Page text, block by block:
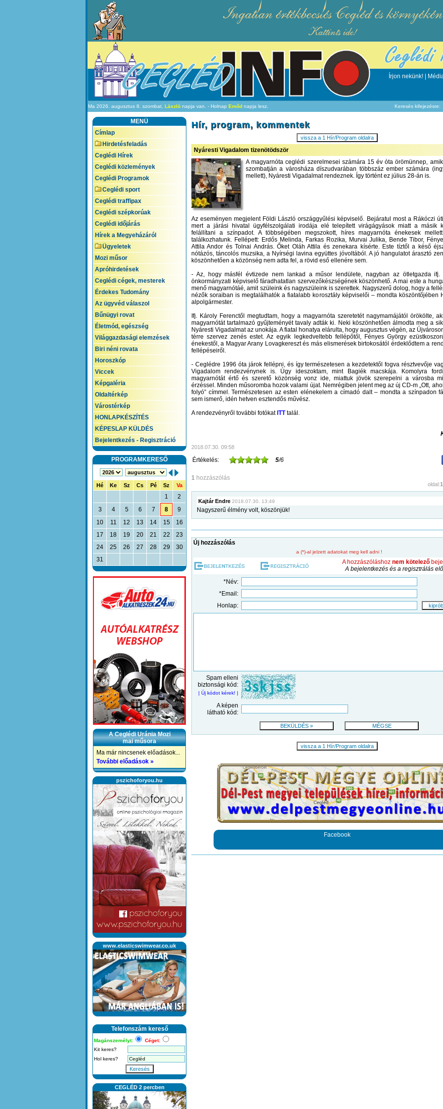
Ingatlan értékbecslés Cegléd és környékén
Kattints ide!
Írjon nekünk!
Ma 2026. augusztus 8. szombat, László napja van. - Holnap Emőd napja lesz. Keresés kifejezésre:
MENÜ
Címlap
Hirdetésfeladás
Ceglédi Hírek
Ceglédi közlemények
Ceglédi Programok
Ceglédi sport
Ceglédi traffipax
Ceglédi szépkorúak
Ceglédi időjárás
Hírek a Megyeházáról
Ügyeletek
Mozi műsor
Apróhirdetések
Ceglédi cégek, mesterek
Érdekes Tudomány
Az ügyvéd válaszol
Bűnügyi rovat
Életmód, egészség
Világgazdasági elemzések
Biri néni rovata
Horoszkóp
Viccek
Képgaléria
Oldaltérkép
Várostérkép
HONLAPKÉSZÍTÉS
KÉPESLAP KÜLDÉS
Bejelentkezés - Regisztráció
PROGRAMKERESŐ
Hé Ke Sz Cs Pé Sz Va
1
2
3
4 5 6 7 8
9
10
11 12 13 14 15
16
17
18 19 20 21 22
23
24
25 26 27 28 29
30
31
A Ceglédi Uránia Mozi
mai műsora
Ma már nincsenek előadások...
További előadások »
pszichoforyou.hu
www.elasticswimwear.co.uk
Telefonszám kereső
Magánszemélyt:
Céget:
Kit keres?
Hol keres?
Keresés
CEGLÉD 2 percben
Hír, program, kommentek
vissza a 1 Hír/Program oldalra
Nyáresti Vigadalom tizenötödször
A magyarnóta ceglédi szerelmesei számára 15 év óta örömünnep,
szombatján a városháza díszudvarában többszáz ember számára
mellett), Nyáresti Vigadalmat rendeznek. Így történt ez július 28-án is.
Az eseményen megjelent Földi László országgyűlési képviselő. Bejáratul most a Rákóczi
mert a járási hivatal ügyfélszolgálati irodája elé telepített virágágyások miatt a másik
felállítani a színpadot. A többségében megszokott, híres magyarnóta énekesek
találkozhatunk. Fellépett: Erdős Melinda, Farkas Rozika, Murvai Julika, Bende Tibor,
Attila Andor és Tolnai András. Őket Oláh Attila és zenekara kísérte. Este tíztől a késő
nótázós, táncolós muzsika, a Nyírségi lavina együttes jóvoltából. A jó hangulatot árasztó
köszönhetően a közönség nem adta fel, a rövid eső ellenére sem.
- Az, hogy másfél évtizede nem lankad a műsor lendülete, nagyban az ötletgazda ifj.
önkormányzati képviselő fáradhatatlan szervezőkészségének köszönhető. A mai este a
menő magyarnótáé, amit szüleink és nagyszüleink is szerettek. Nagyszerű dolog, hogy a
nézők soraiban is megtalálhatók a fiatalabb korosztály képviselői – mondta köszöntőjében
alpolgármester.
Ifj. Károly Ferenctől megtudtam, hogy a magyarnóta szeretetét nagymamájától örökölte,
magyarnótát tartalmazó gyűjteményét tavaly adták ki. Neki köszönhetően álmodta meg a
Nyáresti Vigadalmat az unokája. A fiatal honatya elárulta, hogy augusztus végén, az
térre szervez zenés estet. Az egyik legkedveltebb fellépőtől, Fényes György
énekestől, a Magyar Arany Lovagkereszt és más elismerések birtokosától érdeklődtem a
fellépéseiről.
- Ceglédre 1996 óta járok fellépni, és így természetesen a kezdetektől fogva résztvevője
Vigadalom rendezvénynek is. Úgy ideszoktam, mint Bagiék macskája. Komolyra
magyarnótát értő és szerető közönség vonz ide, miattuk jövök szerepelni a városba
érzéssel. Minden műsoromba hozok valami újat. Nemrégiben jelent meg az új CD-m „Ott,
folyó” címmel. Természetesen az esten elénekelem a címadó dalt – mondta a színpadon
sem ismerő, idén hetven esztendős művész.
A rendezvényről további fotókat ITTtalál.
2018.07.30. 09:58
Értékelés: 5/6
1 hozzászólás
oldal:1
Kajtár Endre 2018.07.30. 13:49
Nagyszerű élmény volt, köszönjük!
Új hozzászólás
a (*)-al jelzett adatokat meg kell adni !
A hozzászóláshoz nem kötelező
A bejelentkezés és a regisztrálás
*Név:
*Email:
Honlap:
Spam elleni
biztonsági kód:
| Új kódot kérek! |
A képen
látható kód:
vissza a 1 Hír/Program oldalra
Facebook